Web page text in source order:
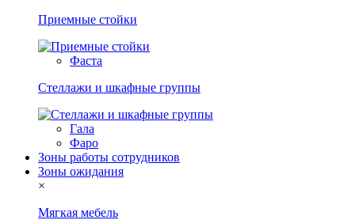
Приемные стойки
Фаста
Стеллажи и шкафные группы
Гала
Фаро
Зоны работы сотрудников
Зоны ожидания
×
Мягкая мебель